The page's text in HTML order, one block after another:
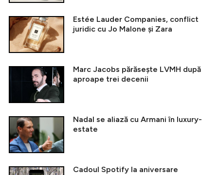
Estée Lauder Companies, conflict
juridic cu Jo Malone și Zara
Marc Jacobs părăsește LVMH după
aproape trei decenii
Nadal se aliază cu Armani în luxury-
estate
Cadoul Spotify la aniversare